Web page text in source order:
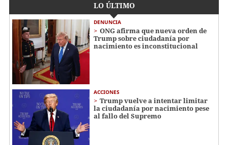
LO ÚLTIMO
DENUNCIA
ONG afirma que nueva orden de
Trump sobre ciudadanía por
nacimiento es inconstitucional
ACCIONES
Trump vuelve a intentar limitar
la ciudadanía por nacimiento pese
al fallo del Supremo